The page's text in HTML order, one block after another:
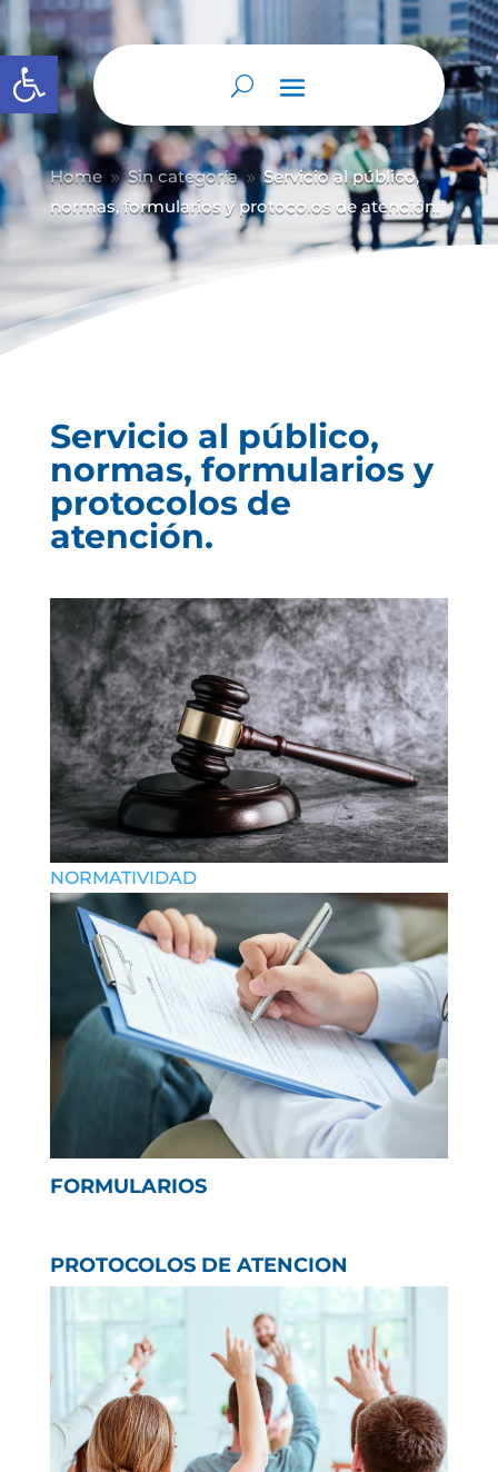
Abrir barra de herramientas
Home 9 Sin categoría 9 Servicio al público,
normas, formularios y protocolos de atención.
Servicio al público,
normas, formularios y
protocolos de
atención.
NORMATIVIDAD
FORMULARIOS
PROTOCOLOS DE ATENCION